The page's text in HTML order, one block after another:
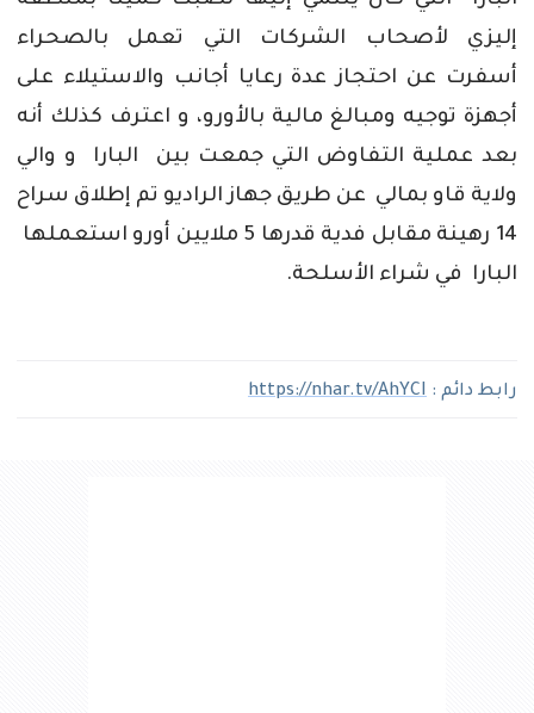
إليزي لأصحاب الشركات التي تعمل بالصحراء
أسفرت عن احتجاز عدة رعايا أجانب والاستيلاء على
أجهزة توجيه ومبالغ مالية بالأورو، و اعترف كذلك أنه
بعد عملية التفاوض التي جمعت بين البارا و والي
ولاية قاو بمالي عن طريق جهاز الراديو تم إطلاق سراح
14 رهينة مقابل فدية قدرها 5 ملايين أورو استعملها
البارا في شراء الأسلحة.
رابط دائم : https://nhar.tv/AhYCI